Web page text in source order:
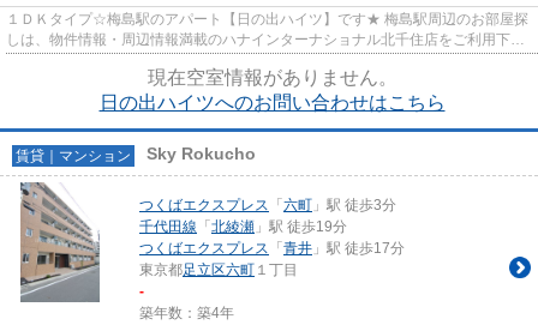
１ＤＫタイプ☆梅島駅のアパート【日の出ハイツ】です★ 梅島駅周辺のお部屋探
しは、物件情報・周辺情報満載のハナインターナショナル北千住店をご利用下さ
現在空室情報がありません。
日の出ハイツへのお問い合わせはこちら
賃貸｜マンション Sky Rokucho
つくばエクスプレス 「 六町 」駅 徒歩3分
千代田線 「 北綾瀬 」駅 徒歩19分
つくばエクスプレス 「 青井 」駅 徒歩17分
東京都足立区六町 １丁目
-
築年数：築4年